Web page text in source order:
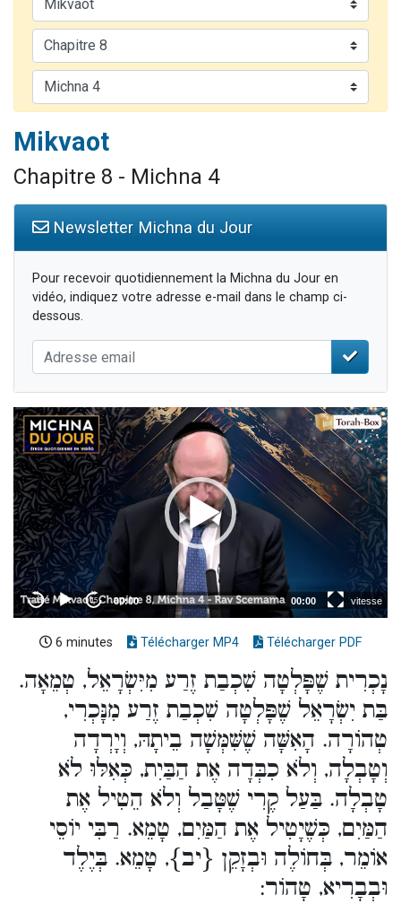
3 personnes viennent de nous rejoindre sur WhatsApp
2 personnes viennent de nous rejoindre sur WhatsApp
2 nouvelles musiques dans Torah-Box Music
Mikvaot
Chapitre 8 - Michna 4
Newsletter Michna du Jour
Pour recevoir quotidiennement la Michna du Jour en
vidéo, indiquez votre adresse e-mail dans le champ ci-
dessous.
6 minutes Télécharger MP4 Télécharger PDF
נָכְרִית שֶׁפָּלְטָה שִׁכְבַת זֶרַע מִיִּשְׂרָאֵל, טְמֵאָה.
בַּת יִשְׂרָאֵל שֶׁפָּלְטָה שִׁכְבַת זֶרַע מִנָּכְרִי,
טְהוֹרָה. הָאִשָּׁה שֶׁשִּׁמְּשָׁה בֵיתָהּ, וְיָרְדָה
וְטָבְלָה, וְלֹא כִבְּדָה אֶת הַבַּיִת, כְּאִלּוּ לֹא
טָבְלָה. בַּעַל קֶרִי שֶׁטָּבַל וְלֹא הֵטִיל אֶת
הַמַּיִם, כְּשֶׁיָטִיל אֶת הַמַּיִם, טָמֵא. רַבִּי יוֹסֵי
אוֹמֵר, בְּחוֹלֶה וּבְזָקֵן {יב}, טָמֵא. בְּיֶלֶד
וּבְבָרִיא, טָהוֹר: